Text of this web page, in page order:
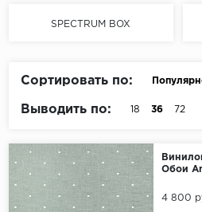
SPECTRUM BOX
Сортировать по:
Выводить по: 18 36 72
Обои
4 800